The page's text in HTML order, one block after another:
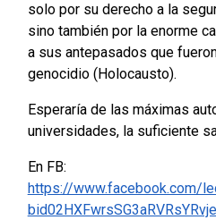
solo por su derecho a la
sino también por la enorme
a sus antepasados que
genocidio (Holocausto).
Esperaría de las máximas
universidades, la suficiente
En FB:
https://www.facebook.com/